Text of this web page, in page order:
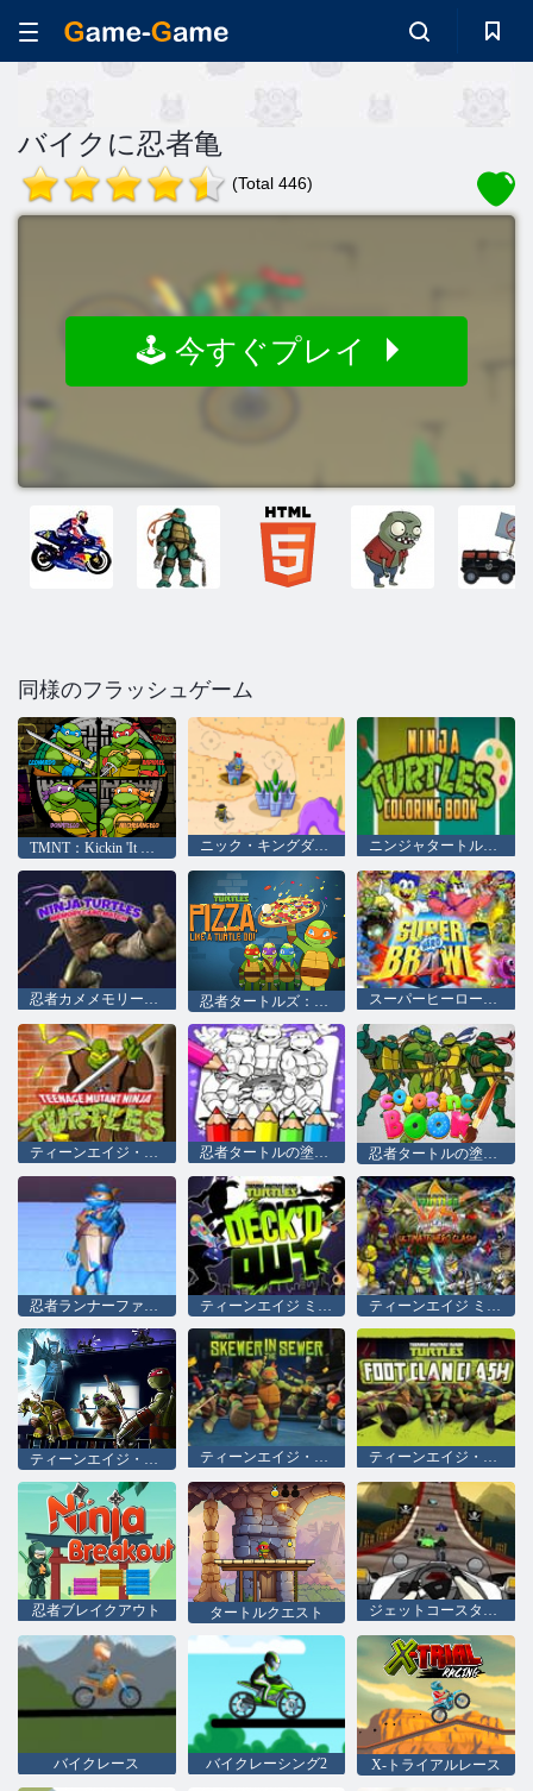
バイクに忍者亀
(Total 446)
🕹️ 今すぐプレイ
同様のフラッシュゲーム
TMNT：Kickin 'It Old School ニック・キングダムズ ニンジャタートルズのぬりえ
忍者カメメモリーカードマッチ スーパーヒーロー乱闘4
ティーンエイジ・ミュータント・ニンジャ・タートルズ 忍者タートルの塗り絵 忍者タートルの塗り絵
忍者ランナーファイター ティーンエイジ ミュータント ニンジャ タートルズ デッキアウト ティーンエイジ ミュータント ニンジャ タートルズ VS パワーレンジャー: アルティメット ヒーロー クラッシュ
ティーンエイジ・ミュータント・ニンジャ・タートルズ: 下水道の串刺し ティーンエイジ・ミュータント・ニンジャ・タートルズ フット・クラン・クラッシュ
忍者ブレイクアウト タートルクエスト ジェットコースター2のレース
バイクレース バイクレーシング2 X-トライアルレース